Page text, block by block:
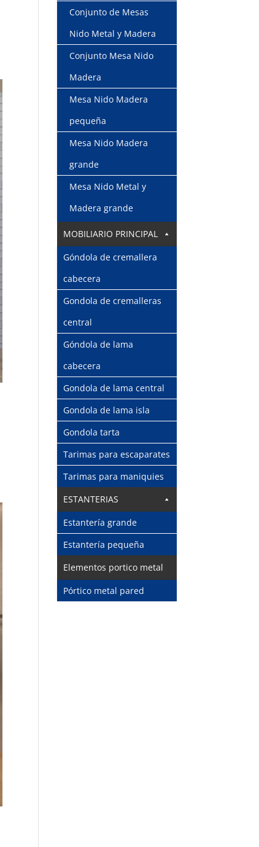
Conjunto de Mesas
Nido Metal y Madera
Conjunto Mesa Nido
Madera
Mesa Nido Madera
pequeña
Mesa Nido Madera
grande
Mesa Nido Metal y
Madera grande
MOBILIARIO PRINCIPAL
Góndola de cremallera
cabecera
Gondola de cremalleras
central
Góndola de lama
cabecera
Gondola de lama central
Gondola de lama isla
Gondola tarta
Tarimas para escaparates
Tarimas para maniquies
ESTANTERIAS
Estantería grande
Estantería pequeña
Elementos portico metal
Pórtico metal pared